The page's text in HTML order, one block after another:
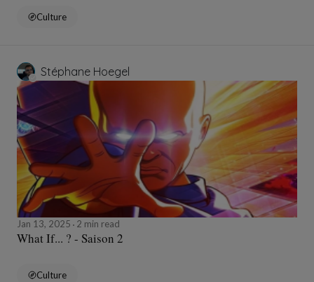
Culture
Stéphane Hoegel
Jan 13, 2025 2 min read
What If... ? - Saison 2
Culture